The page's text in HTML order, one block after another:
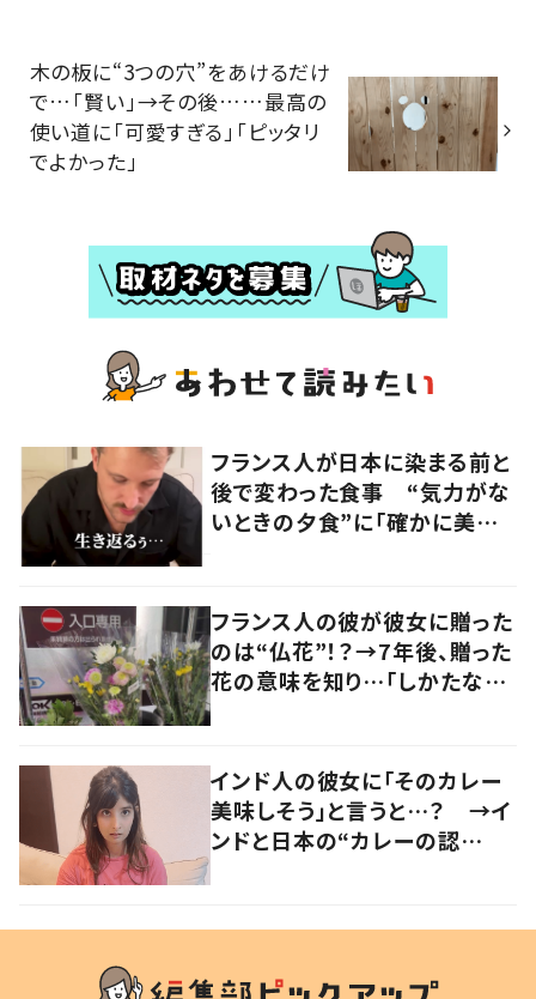
木の板に“3つの穴”をあけるだけ
で…「賢い」→その後……最高の
使い道に「可愛すぎる」「ピッタリ
でよかった」
フランス人が日本に染まる前と
後で変わった食事 “気力がな
いときの夕食”に「確かに美味
フランス人の彼が彼女に贈った
のは“仏花”！？→7年後、贈った
花の意味を知り…「しかたな
インド人の彼女に「そのカレー
美味しそう」と言うと…？ →イ
ンドと日本の“カレーの認